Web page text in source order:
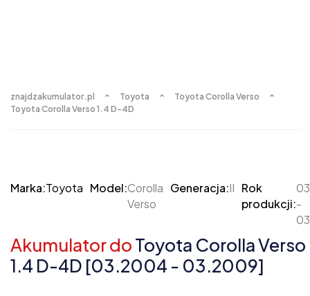
znajdzakumulator.pl Toyota
Toyota Corolla Verso
Toyota Corolla Verso 1.4 D-4D
Marka:Toyota Model:Corolla
Verso
Generacja:II Rok
produkcji:-
Akumulator doToyota Corolla Verso
1.4 D-4D [03.2004 - 03.2009]